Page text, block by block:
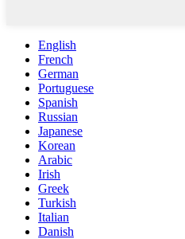
English
French
German
Portuguese
Spanish
Russian
Japanese
Korean
Arabic
Irish
Greek
Turkish
Italian
Danish